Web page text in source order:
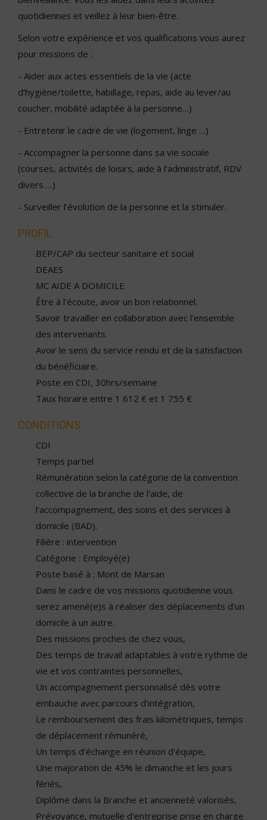
quotidiennes et veillez à leur bien-être.
Selon votre expérience et vos qualifications vous aurez
pour missions de :
- Aider aux actes essentiels de la vie (acte
d’hygiène/toilette, habillage, repas, aide au lever/au
coucher, mobilité adaptée à la personne…)
- Entretenir le cadre de vie (logement, linge …)
- Accompagner la personne dans sa vie sociale
(courses, activités de loisirs, aide à l’administratif, RDV
divers …)
- Surveiller l’évolution de la personne et la stimuler.
PROFIL
BEP/CAP du secteur sanitaire et social
DEAES
MC AIDE A DOMICILE
Être à l’écoute, avoir un bon relationnel.
Savoir travailler en collaboration avec l’ensemble
des intervenants.
Avoir le sens du service rendu et de la satisfaction
du bénéficiaire.
Poste en CDI, 30hrs/semaine
Taux horaire entre 1 612 € et 1 755 €
CONDITIONS
CDI
Temps partiel
Rémunération selon la catégorie de la convention
collective de la branche de l'aide, de
l'accompagnement, des soins et des services à
domicile (BAD).
Filière : intervention
Catégorie : Employé(e)
Poste basé à : Mont de Marsan
Dans le cadre de vos missions quotidienne vous
serez amené(e)s à réaliser des déplacements d'un
domicile à un autre.
Des missions proches de chez vous,
Des temps de travail adaptables à votre rythme de
vie et vos contraintes personnelles,
Un accompagnement personnalisé dès votre
embauche avec parcours d'intégration,
Le remboursement des frais kilométriques, temps
de déplacement rémunéré,
Un temps d'échange en réunion d'équipe,
Une majoration de 45% le dimanche et les jours
fériés,
Diplôme dans la Branche et ancienneté valorisés,
Prévoyance, mutuelle d'entreprise prise en charge